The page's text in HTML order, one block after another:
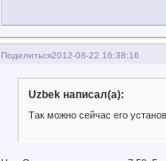
Поделиться2012-08-22 16:38:16
Uzbek написал(а):
Так можно сейчас его